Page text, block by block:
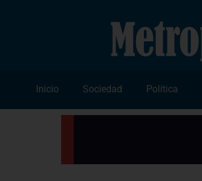
Inicio Sociedad Política